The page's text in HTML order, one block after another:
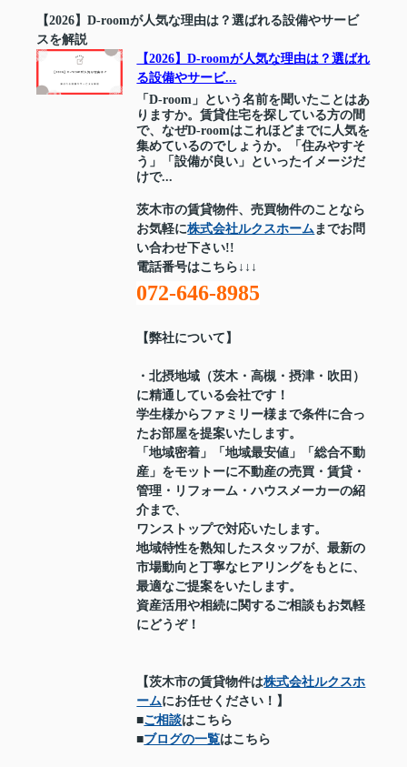
【2026】D-roomが人気な理由は？選ばれる設備やサービ
スを解説
【2026】D-roomが人気な理由は？選ばれ
る設備やサービ...
「D‐room」という名前を聞いたことはあ
りますか。賃貸住宅を探している方の間
で、なぜD‐roomはこれほどまでに人気を
集めているのでしょうか。「住みやすそ
う」「設備が良い」といったイメージだ
けで...
茨木市の賃貸物件、売買物件のことなら
お気軽に株式会社ルクスホームまでお問
い合わせ下さい!!
電話番号はこちら↓↓↓
072-646-8985
【弊社について】
・北摂地域（茨木・高槻・摂津・吹田）
に精通している会社です！
学生様からファミリー様まで条件に合っ
たお部屋を提案いたします。
「地域密着」「地域最安値」「総合不動
産」をモットーに不動産の売買・賃貸・
管理・リフォーム・ハウスメーカーの紹
介まで、
ワンストップで対応いたします。
地域特性を熟知したスタッフが、最新の
市場動向と丁寧なヒアリングをもとに、
最適なご提案をいたします。
資産活用や相続に関するご相談もお気軽
にどうぞ！
【茨木市の賃貸物件は株式会社ルクスホ
ームにお任せください！】
■ご相談はこちら
■ブログの一覧はこちら